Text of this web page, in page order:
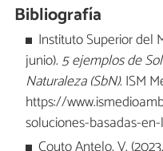
Bibliografía
Instituto Superior del
junio).5 ejemplos de
Naturaleza (SbN). ISM
https://
soluciones-basadas-